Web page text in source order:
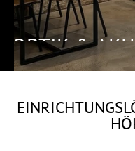
OPTIK &